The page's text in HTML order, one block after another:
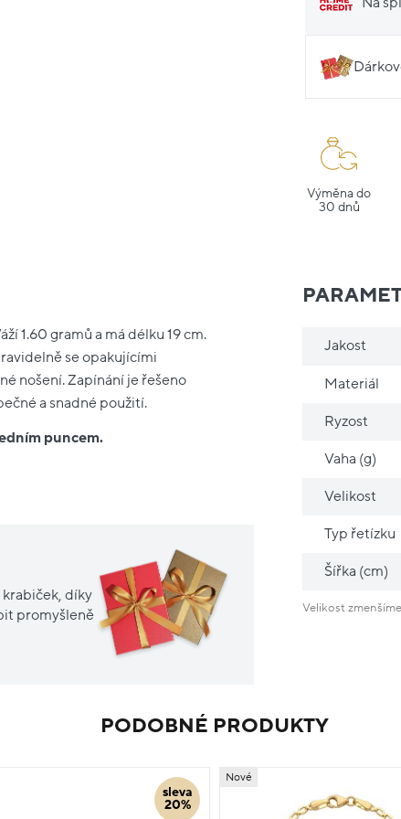
Výměna do
30 dnů
1.60 gramů a má délku 19 cm.
se opakujícími
nošení. Zapínání je řešeno
a snadné použití.
puncem.
krabiček, díky
promyšleně
Jakost
Materiál
Ryzost
Vaha (g)
Velikost
Typ řetízku
Šířka (cm)
Velikost
PODOBNÉ PRODUKTY
sleva
20%
Nové